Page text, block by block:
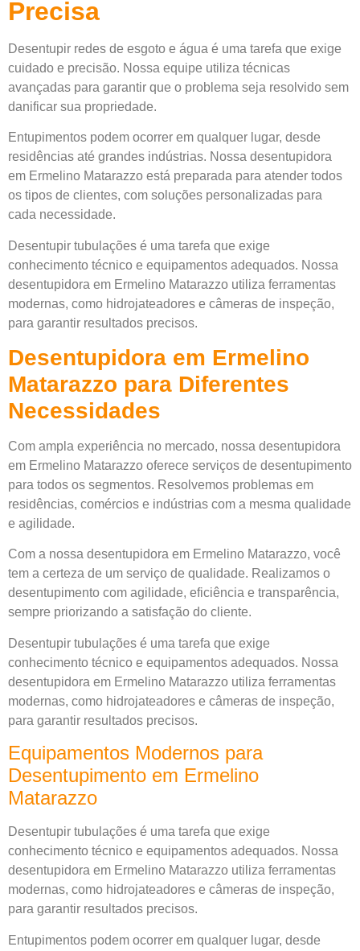
Precisa
Desentupir redes de esgoto e água é uma tarefa que exige
cuidado e precisão. Nossa equipe utiliza técnicas
avançadas para garantir que o problema seja resolvido sem
danificar sua propriedade.
Entupimentos podem ocorrer em qualquer lugar, desde
residências até grandes indústrias. Nossa desentupidora
em Ermelino Matarazzo está preparada para atender todos
os tipos de clientes, com soluções personalizadas para
cada necessidade.
Desentupir tubulações é uma tarefa que exige
conhecimento técnico e equipamentos adequados. Nossa
desentupidora em Ermelino Matarazzo utiliza ferramentas
modernas, como hidrojateadores e câmeras de inspeção,
para garantir resultados precisos.
Desentupidora em Ermelino
Matarazzo para Diferentes
Necessidades
Com ampla experiência no mercado, nossa desentupidora
em Ermelino Matarazzo oferece serviços de desentupimento
para todos os segmentos. Resolvemos problemas em
residências, comércios e indústrias com a mesma qualidade
e agilidade.
Com a nossa desentupidora em Ermelino Matarazzo, você
tem a certeza de um serviço de qualidade. Realizamos o
desentupimento com agilidade, eficiência e transparência,
sempre priorizando a satisfação do cliente.
Desentupir tubulações é uma tarefa que exige
conhecimento técnico e equipamentos adequados. Nossa
desentupidora em Ermelino Matarazzo utiliza ferramentas
modernas, como hidrojateadores e câmeras de inspeção,
para garantir resultados precisos.
Equipamentos Modernos para
Desentupimento em Ermelino
Matarazzo
Desentupir tubulações é uma tarefa que exige
conhecimento técnico e equipamentos adequados. Nossa
desentupidora em Ermelino Matarazzo utiliza ferramentas
modernas, como hidrojateadores e câmeras de inspeção,
para garantir resultados precisos.
Entupimentos podem ocorrer em qualquer lugar, desde